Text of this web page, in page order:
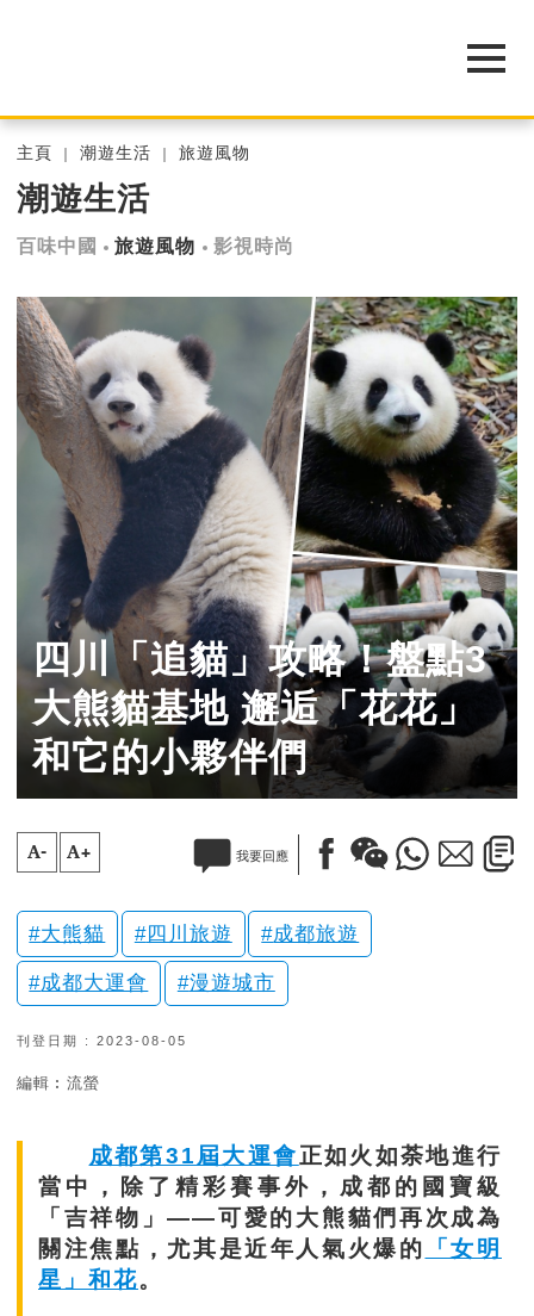
主頁 潮遊生活 旅遊風物
潮遊生活
百味中國 旅遊風物 影視時尚
四川「追貓」攻略！盤點3
大熊貓基地 邂逅「花花」
和它的小夥伴們
A- A+ 我要回應
大熊貓 四川旅遊 成都旅遊
成都大運會 漫遊城市
刊登日期 : 2023-08-05
編輯︰流螢
成都第31屆大運會正如火如荼地進行
當中，除了精彩賽事外，成都的國寶級
「吉祥物」——可愛的大熊貓們再次成為
關注焦點，尤其是近年人氣火爆的
「女明
星」和花。